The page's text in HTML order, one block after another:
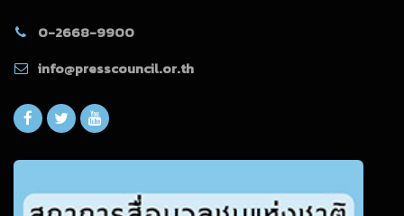
0-2668-9900
info@presscouncil.or.th